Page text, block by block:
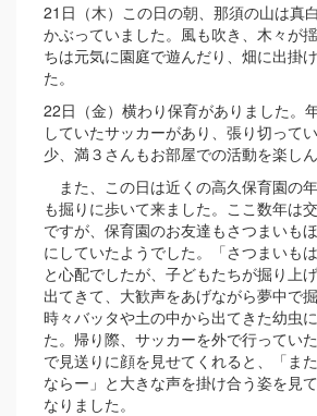
21日（木）この日の朝、那須の山は真
かぶっていました。風も吹き、木々が
ちは元気に園庭で遊んだり、畑に出掛
た。
22日（金）横わり保育がありました。
していたサッカーがあり、張り切って
少、満３さんもお部屋での活動を楽しん
また、この日は近くの高久保育園の
も掘りに歩いて来ました。ここ数年は
ですが、保育園のお友達もさつまいも
にしていたようでした。「さつまいも
と心配でしたが、子どもたちが掘り上
出てきて、大歓声をあげながら夢中で
時々バッタや土の中から出てきた幼虫
た。帰り際、サッカーを外で行ってい
で見送りに顔を見せてくれると、「ま
ならー」と大きな声を掛け合う姿を見
なりました。